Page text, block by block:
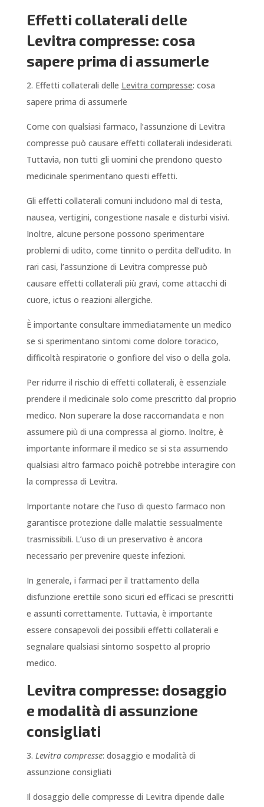
Effetti collaterali delle
Levitra compresse: cosa
sapere prima di assumerle
2. Effetti collaterali delle Levitra compresse: cosa
sapere prima di assumerle
Come con qualsiasi farmaco, l’assunzione di Levitra
compresse può causare effetti collaterali indesiderati.
Tuttavia, non tutti gli uomini che prendono questo
medicinale sperimentano questi effetti.
Gli effetti collaterali comuni includono mal di testa,
nausea, vertigini, congestione nasale e disturbi visivi.
Inoltre, alcune persone possono sperimentare
problemi di udito, come tinnito o perdita dell’udito. In
rari casi, l’assunzione di Levitra compresse può
causare effetti collaterali più gravi, come attacchi di
cuore, ictus o reazioni allergiche.
È importante consultare immediatamente un medico
se si sperimentano sintomi come dolore toracico,
difficoltà respiratorie o gonfiore del viso o della gola.
Per ridurre il rischio di effetti collaterali, è essenziale
prendere il medicinale solo come prescritto dal proprio
medico. Non superare la dose raccomandata e non
assumere più di una compressa al giorno. Inoltre, è
importante informare il medico se si sta assumendo
qualsiasi altro farmaco poichê potrebbe interagire con
la compressa di Levitra.
Importante notare che l’uso di questo farmaco non
garantisce protezione dalle malattie sessualmente
trasmissibili. L’uso di un preservativo è ancora
necessario per prevenire queste infezioni.
In generale, i farmaci per il trattamento della
disfunzione erettile sono sicuri ed efficaci se prescritti
e assunti correttamente. Tuttavia, è importante
essere consapevoli dei possibili effetti collaterali e
segnalare qualsiasi sintomo sospetto al proprio
medico.
Levitra compresse: dosaggio
e modalità di assunzione
consigliati
3. Levitra compresse: dosaggio e modalità di
assunzione consigliati
Il dosaggio delle compresse di Levitra dipende dalle